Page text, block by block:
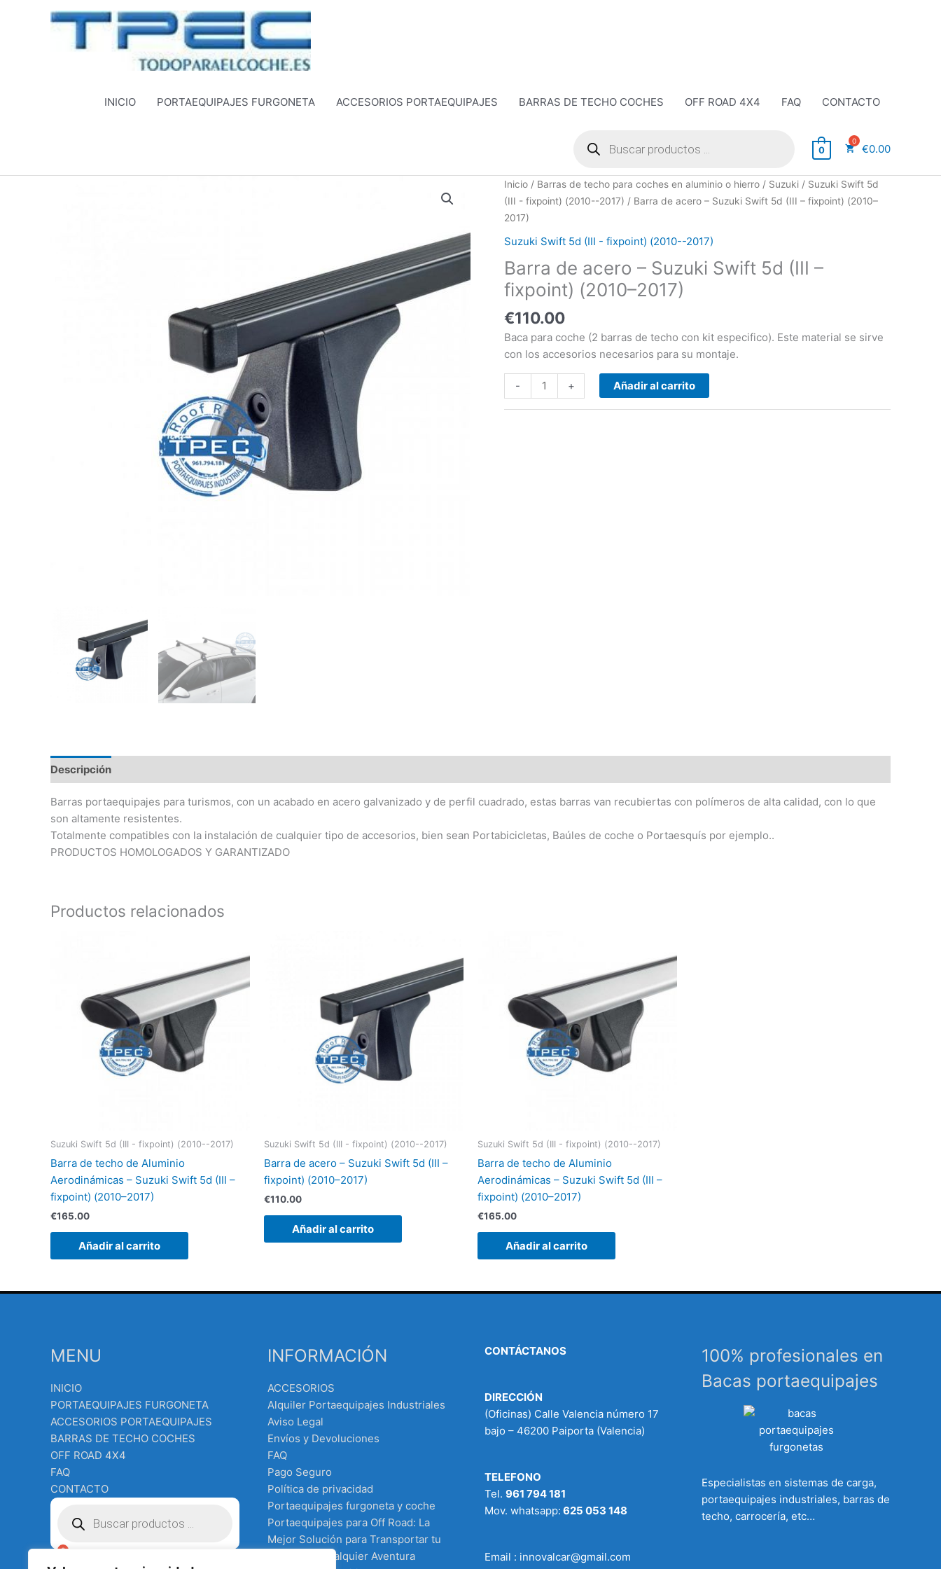
INICIO PORTAEQUIPAJES FURGONETA ACCESORIOS PORTAEQUIPAJES BARRAS DE TECHO COCHES OFF ROAD 4X4 FAQ
CONTACTO
productos 0 €0.00
Inicio / Barras de techo para coches en aluminio o hierro / Suzuki / Suzuki Swift 5d
(III - fixpoint) (2010--2017) / Barra de acero – Suzuki Swift 5d (III – fixpoint) (2010–
2017)
Suzuki Swift 5d (III - fixpoint) (2010--2017)
Barra de acero – Suzuki Swift 5d (III –
fixpoint) (2010–2017)
€110.00
Baca para coche (2 barras de techo con kit especifico). Este material se sirve
con los accesorios necesarios para su montaje.
-
Barra
de
acero
Suzuki
Swift
5d
(III
-
fixpoint)
(2010-
cantidad
+ Añadir al carrito
Descripción
Barras portaequipajes para turismos, con un acabado en acero galvanizado y de perfil cuadrado, estas barras van recubiertas con polímeros de alta calidad, con lo que
son altamente resistentes.
Totalmente compatibles con la instalación de cualquier tipo de accesorios, bien sean Portabicicletas, Baúles de coche o Portaesquís por ejemplo..
PRODUCTOS HOMOLOGADOS Y GARANTIZADO
Productos relacionados
Suzuki Swift 5d (III - fixpoint) (2010--2017)
Barra de techo de Aluminio
Aerodinámicas – Suzuki Swift 5d (III –
fixpoint) (2010–2017)
€165.00
Añadir al carrito
Suzuki Swift 5d (III - fixpoint) (2010--2017)
Barra de acero – Suzuki Swift 5d (III –
fixpoint) (2010–2017)
€110.00
Añadir al carrito
Suzuki Swift 5d (III - fixpoint) (2010--2017)
Barra de techo de Aluminio
Aerodinámicas – Suzuki Swift 5d (III –
fixpoint) (2010–2017)
€165.00
Añadir al carrito
MENU
INICIO
PORTAEQUIPAJES FURGONETA
ACCESORIOS PORTAEQUIPAJES
BARRAS DE TECHO COCHES
OFF ROAD 4X4
FAQ
CONTACTO
productos
INFORMACIÓN
ACCESORIOS
Alquiler Portaequipajes Industriales
Aviso Legal
Envíos y Devoluciones
FAQ
Pago Seguro
Política de privacidad
Portaequipajes furgoneta y coche
Portaequipajes para Off Road: La
Mejor Solución para Transportar tu
Equipo en Cualquier Aventura
CONTÁCTANOS
DIRECCIÓN
(Oficinas) Calle Valencia número 17
bajo – 46200 Paiporta (Valencia)
TELEFONO
Tel. 961 794 181
Mov. whatsapp: 625 053 148
Email : innovalcar@gmail.com
100% profesionales en
Bacas portaequipajes
Especialistas en sistemas de carga,
portaequipajes industriales, barras de
techo, carrocería, etc…